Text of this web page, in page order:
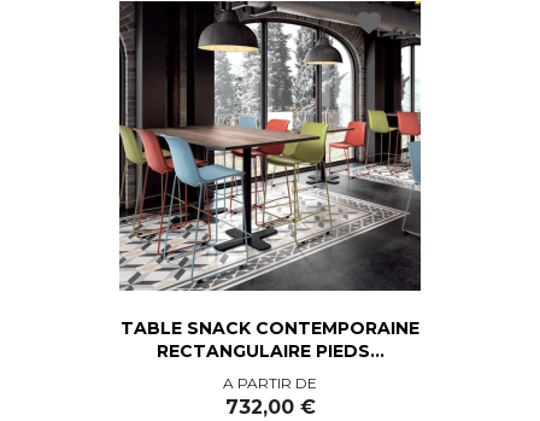
TABLE SNACK CONTEMPORAINE
RECTANGULAIRE PIEDS...
Prix
A PARTIR DE
732,00 €
favorite